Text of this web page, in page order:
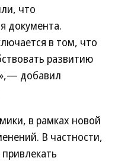
что
документа.
в том, что
развитию
добавил
в рамках новой
В частности,